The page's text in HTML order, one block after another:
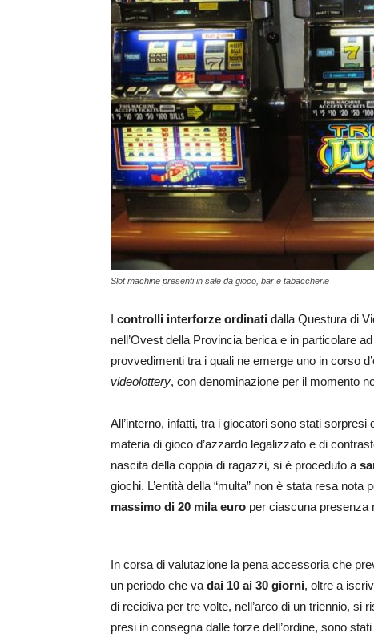
Slot machine presenti in sale da gioco, bar e tabaccherie
I controlli interforze ordinati dalla Questura di
nell’Ovest della Provincia berica e in particolare ad
provvedimenti tra i quali ne emerge uno in corso
videolottery, con denominazione per il momento
All’interno, infatti, tra i giocatori sono stati
materia di gioco d’azzardo legalizzato e di
nascita della coppia di ragazzi, si è proceduto a
giochi. L’entità della “multa” non è stata resa nota
massimo di 20 mila euro per ciascuna presenza
In corsa di valutazione la pena accessoria che
un periodo che va dai 10 ai 30 giorni, oltre a
di recidiva per tre volte, nell’arco di un triennio, si
presi in consegna dalle forze dell’ordine, sono